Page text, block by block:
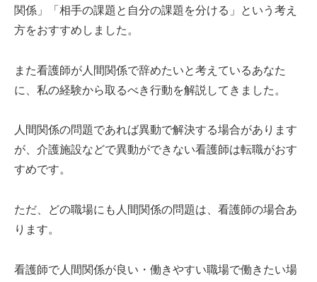
関係」「相手の課題と自分の課題を分ける」という考え
方をおすすめしました。
また看護師が人間関係で辞めたいと考えているあなた
に、私の経験から取るべき行動を解説してきました。
人間関係の問題であれば異動で解決する場合があります
が、介護施設などで異動ができない看護師は転職がおす
すめです。
ただ、どの職場にも人間関係の問題は、看護師の場合あ
ります。
看護師で人間関係が良い・働きやすい職場で働きたい場